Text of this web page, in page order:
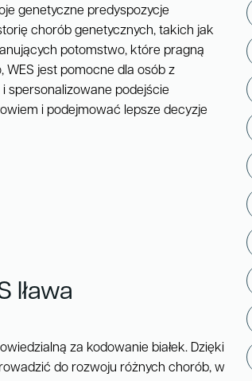
genetyczne predyspozycje
chorób genetycznych, takich jak
potomstwo, które pragną
jest pomocne dla osób z
spersonalizowane podejście
i podejmować lepsze decyzje
Iława
za kodowanie białek. Dzięki
do rozwoju różnych chorób, w